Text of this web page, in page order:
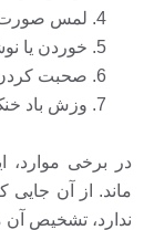
لمس
خوردن یا
صحبت
وزش باد
در برخی موارد،
ماند. از آن جایی
ندارد، تشخیص